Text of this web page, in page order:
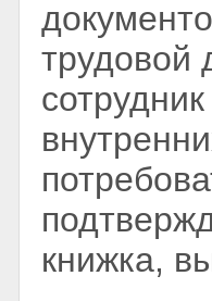
трудовой
книжка,